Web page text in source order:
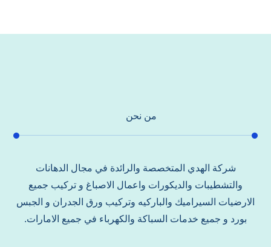
من نحن
شركة الهدي المتخصصة والرائدة في مجال الدهانات
والتشطيبات والديكورات واعمال الاصباغ و تركيب جميع
الارضيات السيراميك والباركيه وتركيب ورق الجدران و الجبس
بورد و جميع خدمات السباكة والكهرباء في جميع الامارات.